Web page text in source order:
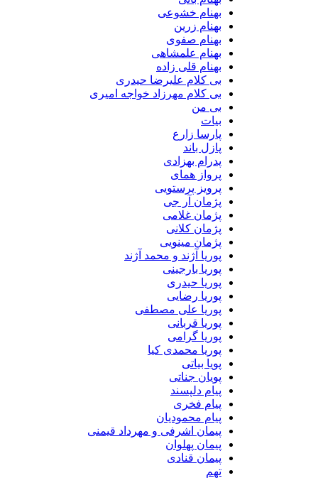
بهنام خشوعی
بهنام زرین
بهنام صفوی
بهنام علمشاهی
بهنام قلی زاده
بی کلام علیرضا حیدری
بی کلام مهرزاد خواجه امیری
پارسا زارع
پازل باند
پدرام بهزادی
پرواز همای
پرویز پرستویی
پژمان آر جی
پژمان غلامی
پژمان کلانی
پژمان مینویی
پوریا آژند و محمد آژند
پوریا بارجینی
پوریا حیدری
پوریا رضایی
پوریا علی مصطفی
پوریا قربانی
پوریا گرامی
پوریا محمدی کیا
پویا بیاتی
پویان جناتی
پیام دلپسند
پیام فخری
پیام محمودیان
پیمان اشرفی و مهرداد قیمنی
پیمان پهلوان
پیمان قنادی